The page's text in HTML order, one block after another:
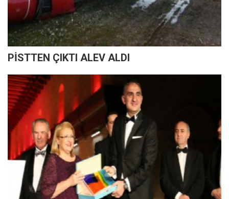
PİSTTEN ÇIKTI ALEV ALDI